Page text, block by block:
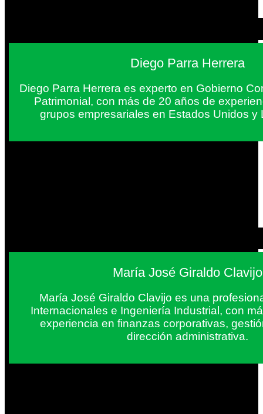
Diego Parra Herrera
Diego Parra Herrera es experto en Gobierno
Patrimonial, con más de 20 años de
grupos empresariales en Estados Unidos y
María José Giraldo Clavijo
María José Giraldo Clavijo es una
Internacionales e Ingeniería Industrial, con
experiencia en finanzas corporativas,
dirección administrativa.